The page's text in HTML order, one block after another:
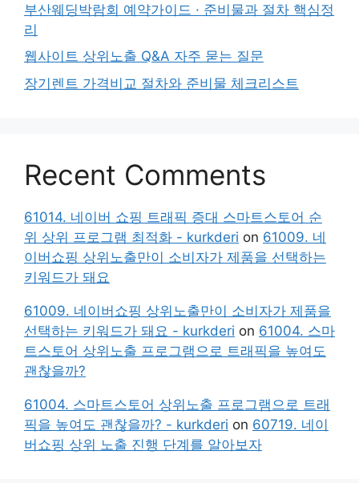
부산웨딩박람회 예약가이드 · 준비물과 절차 핵심정
리
웹사이트 상위노출 Q&A 자주 묻는 질문
장기렌트 가격비교 절차와 준비물 체크리스트
Recent Comments
61014. 네이버 쇼핑 트래픽 증대 스마트스토어 순
위 상위 프로그램 최적화 - kurkderi on 61009. 네
이버쇼핑 상위노출만이 소비자가 제품을 선택하는
키워드가 돼요
61009. 네이버쇼핑 상위노출만이 소비자가 제품을
선택하는 키워드가 돼요 - kurkderi on 61004. 스마
트스토어 상위노출 프로그램으로 트래픽을 높여도
괜찮을까?
61004. 스마트스토어 상위노출 프로그램으로 트래
픽을 높여도 괜찮을까? - kurkderi on 60719. 네이
버쇼핑 상위 노출 진행 단계를 알아보자